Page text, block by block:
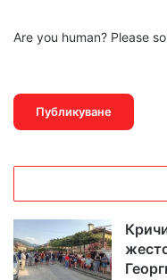
Are you human? Please